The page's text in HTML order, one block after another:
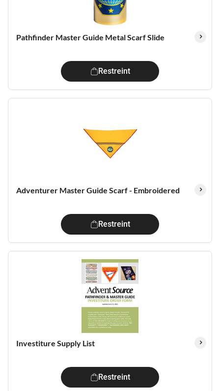
Pathfinder Master Guide Metal Scarf Slide
Restreint
Adventurer Master Guide Scarf - Embroidered
Restreint
Investiture Supply List
Restreint